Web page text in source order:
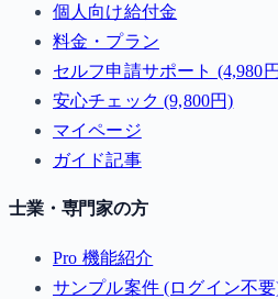
個人向け給付金
料金・プラン
セルフ申請サポート (4,980
安心チェック (9,800円)
マイページ
ガイド記事
士業・専門家の方
Pro 機能紹介
サンプル案件 (ログイン不